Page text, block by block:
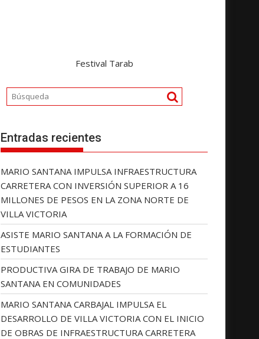
Festival Tarab
Entradas recientes
MARIO SANTANA IMPULSA INFRAESTRUCTURA
CARRETERA CON INVERSIÓN SUPERIOR A 16
MILLONES DE PESOS EN LA ZONA NORTE DE
VILLA VICTORIA
ASISTE MARIO SANTANA A LA FORMACIÓN DE
ESTUDIANTES
PRODUCTIVA GIRA DE TRABAJO DE MARIO
SANTANA EN COMUNIDADES
MARIO SANTANA CARBAJAL IMPULSA EL
DESARROLLO DE VILLA VICTORIA CON EL INICIO
DE OBRAS DE INFRAESTRUCTURA CARRETERA